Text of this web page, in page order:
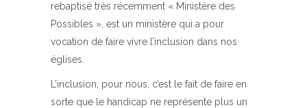
rebaptisé très récemment « Ministère des
Possibles », est un ministère qui a pour
vocation de faire vivre l’inclusion dans nos
églises.
L’inclusion, pour nous, c’est le fait de faire en
sorte que le handicap ne représente plus un